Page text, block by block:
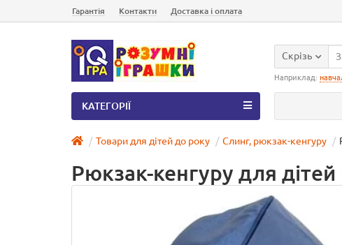
Гарантія Контакти Доставка і оплата
Скрізь
Наприклад:
КАТЕГОРІЇ
Товари для дітей до року Слинг, рюкзак-кенгуру
Рюкзак-кенгуру для дітей